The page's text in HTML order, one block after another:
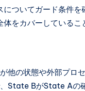
についてガード条件
をカバーしているこ
他の状態や外部プ
State BがState Aの